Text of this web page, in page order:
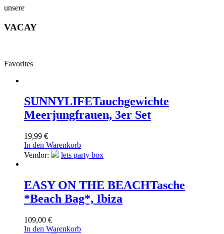
unsere
VACAY
Favorites
SUNNYLIFETauchgewichte
Meerjungfrauen, 3er Set
19,99 €
In den Warenkorb
Vendor:
lets party box
EASY ON THE BEACHTasche
*Beach Bag*, Ibiza
109,00 €
In den Warenkorb